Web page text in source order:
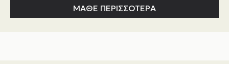
ΜΑΘΕ ΠΕΡΙΣΣΟΤΕΡΑ